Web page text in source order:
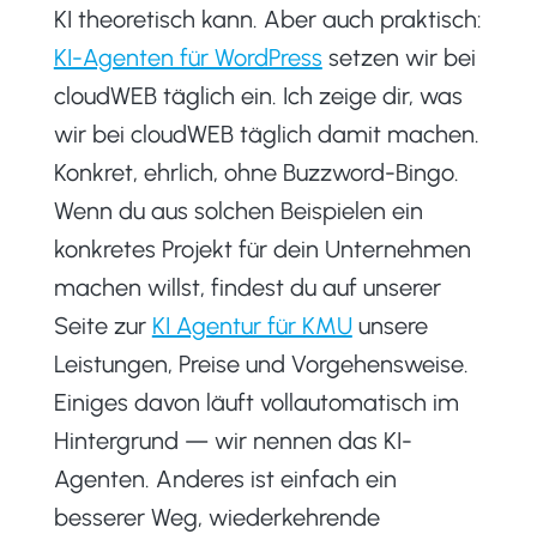
KI theoretisch kann. Aber auch praktisch:
KI-Agenten für WordPress setzen wir bei
cloudWEB täglich ein. Ich zeige dir, was
wir bei cloudWEB täglich damit machen.
Konkret, ehrlich, ohne Buzzword-Bingo.
Wenn du aus solchen Beispielen ein
konkretes Projekt für dein Unternehmen
machen willst, findest du auf unserer
Seite zur KI Agentur für KMU unsere
Leistungen, Preise und Vorgehensweise.
Einiges davon läuft vollautomatisch im
Hintergrund — wir nennen das KI-
Agenten. Anderes ist einfach ein
besserer Weg, wiederkehrende